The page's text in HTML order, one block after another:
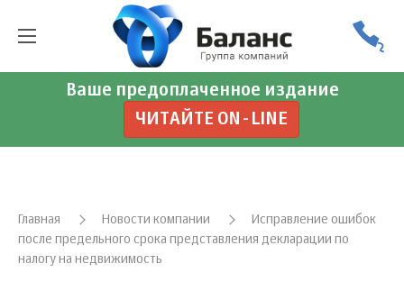
Ваше предоплаченное издание
ЧИТАЙТЕ ON-LINE
Главная Новости компании
Исправление ошибок
после предельного срока представления декларации по
налогу на недвижимость